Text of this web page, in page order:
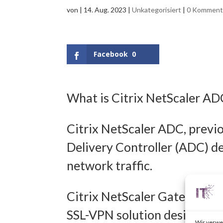
von | 14. Aug. 2023 |Unkategorisiert |0
Facebook 0
What is Citrix NetScaler
Citrix NetScaler ADC,
Delivery Controller (ADC)
network traffic.
Citrix NetScaler Gateway,
SSL-VPN solution